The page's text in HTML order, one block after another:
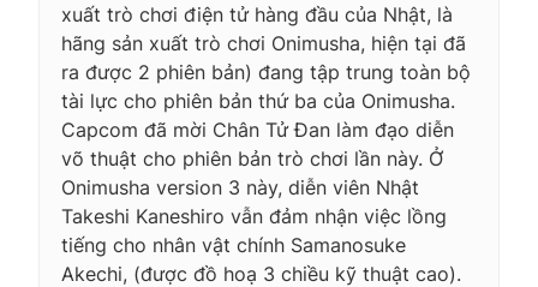
xuất trò chơi điện tử hàng đầu của Nhật, là
hãng sản xuất trò chơi Onimusha, hiện tại đã
ra được 2 phiên bản) đang tập trung toàn bộ
tài lực cho phiên bản thứ ba của Onimusha.
Capcom đã mời Chân Tử Đan làm đạo diễn
võ thuật cho phiên bản trò chơi lần này. Ở
Onimusha version 3 này, diễn viên Nhật
Takeshi Kaneshiro vẫn đảm nhận việc lồng
tiếng cho nhân vật chính Samanosuke
Akechi, (được đồ hoạ 3 chiều kỹ thuật cao).